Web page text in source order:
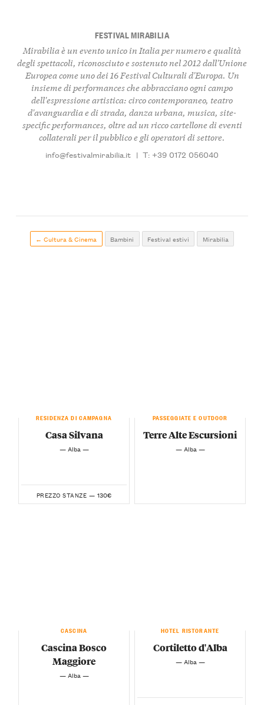
FESTIVAL MIRABILIA
Mirabilia è un evento unico in Italia per numero e qualità
degli spettacoli, riconosciuto e sostenuto nel 2012 dall'Unione
Europea come uno dei 16 Festival Culturali d'Europa. Un
insieme di performances che abbracciano ogni campo
dell'espressione artistica: circo contemporaneo, teatro
d'avanguardia e di strada, danza urbana, musica, site-
specific performances, oltre ad un ricco cartellone di eventi
collaterali per il pubblico e gli operatori di settore.
info@festivalmirabilia.it | T: +39 0172 056040
← Cultura & Cinema Bambini Festival estivi Mirabilia
RESIDENZA DI CAMPAGNA
Casa Silvana
— Alba —
PREZZO STANZE — 130€
PASSEGGIATE E OUTDOOR
Terre Alte Escursioni
— Alba —
CASCINA
Cascina Bosco
Maggiore
— Alba —
HOTEL RISTORANTE
Cortiletto d'Alba
— Alba —